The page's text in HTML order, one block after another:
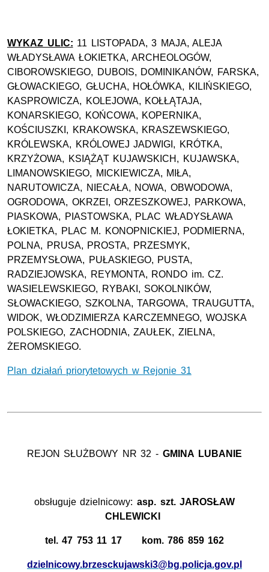
WYKAZ ULIC: 11 LISTOPADA, 3 MAJA, ALEJA
WŁADYSŁAWA ŁOKIETKA, ARCHEOLOGÓW,
CIBOROWSKIEGO, DUBOIS, DOMINIKANÓW, FARSKA,
GŁOWACKIEGO, GŁUCHA, HOŁÓWKA, KILIŃSKIEGO,
KASPROWICZA, KOLEJOWA, KOŁŁĄTAJA,
KONARSKIEGO, KOŃCOWA, KOPERNIKA,
KOŚCIUSZKI, KRAKOWSKA, KRASZEWSKIEGO,
KRÓLEWSKA, KRÓLOWEJ JADWIGI, KRÓTKA,
KRZYŻOWA, KSIĄŻĄT KUJAWSKICH, KUJAWSKA,
LIMANOWSKIEGO, MICKIEWICZA, MIŁA,
NARUTOWICZA, NIECAŁA, NOWA, OBWODOWA,
OGRODOWA, OKRZEI, ORZESZKOWEJ, PARKOWA,
PIASKOWA, PIASTOWSKA, PLAC WŁADYSŁAWA
ŁOKIETKA, PLAC M. KONOPNICKIEJ, PODMIERNA,
POLNA, PRUSA, PROSTA, PRZESMYK,
PRZEMYSŁOWA, PUŁASKIEGO, PUSTA,
RADZIEJOWSKA, REYMONTA, RONDO im. CZ.
WASIELEWSKIEGO, RYBAKI, SOKOLNIKÓW,
SŁOWACKIEGO, SZKOLNA, TARGOWA, TRAUGUTTA,
WIDOK, WŁODZIMIERZA KARCZEMNEGO, WOJSKA
POLSKIEGO, ZACHODNIA, ZAUŁEK, ZIELNA,
ŻEROMSKIEGO.
Plan działań priorytetowych w Rejonie 31
REJON SŁUŻBOWY NR 32 - GMINA LUBANIE
obsługuje dzielnicowy: asp. szt.JAROSŁAW
CHLEWICKI
tel. 47 753 11 17 kom. 786 859 162
dzielnicowy.brzesckujawski3@bg.policja.gov.pl